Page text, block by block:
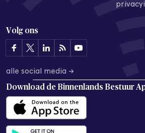
Volg ons
alle social media →
Download de Binnenlands Bestuur